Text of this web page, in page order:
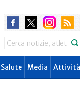
Search
Salute Media Attività